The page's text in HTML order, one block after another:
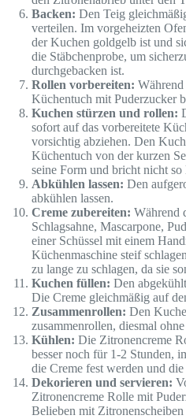
Backen: Den Teig
verteilen. Im vorgeheizten
der Kuchen goldgelb ist und
die Stäbchenprobe, um
durchgebacken ist.
Rollen vorbereiten: Während
Küchentuch mit Puderzucker
Kuchen stürzen und rollen:
sofort auf das vorbereitete
vorsichtig abziehen. Den
Küchentuch von der kurzen
seine Form und bricht nicht so
Abkühlen lassen: Den
abkühlen lassen.
Creme zubereiten: Während
Schlagsahne, Mascarpone,
einer Schüssel mit einem
Küchenmaschine steif
zu lange zu schlagen, da sie
Kuchen füllen: Den
Die Creme gleichmäßig auf
Zusammenrollen: Den
zusammenrollen, diesmal
Kühlen: Die Zitronencreme
besser noch für 1-2 Stunden,
die Creme fest werden und
Dekorieren und servieren:
Zitronencreme Rolle mit
Belieben mit